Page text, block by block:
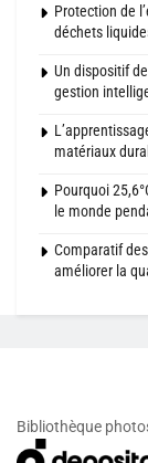
Protection de
déchets
Un dispositif
gestion
matériaux
Pourquoi
le monde
Comparatif
améliorer la
Bibliothèque